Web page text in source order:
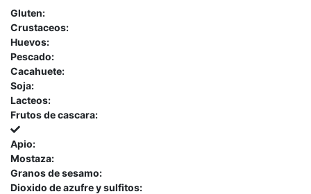
Gluten:
Crustaceos:
Huevos:
Pescado:
Cacahuete:
Soja:
Lacteos:
Frutos de cascara:
Apio:
Mostaza:
Granos de sesamo:
Dioxido de azufre y sulfitos: